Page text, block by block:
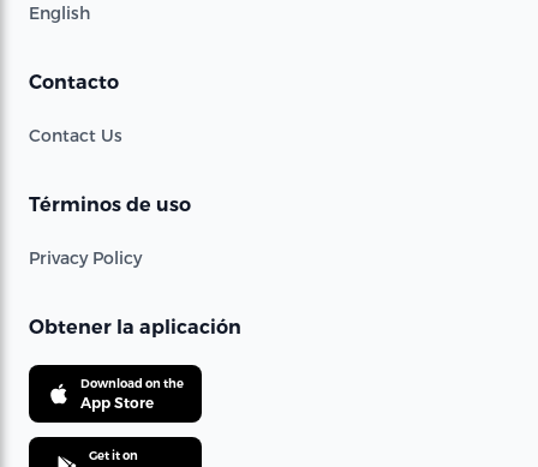
English
Contacto
Contact Us
Términos de uso
Privacy Policy
Obtener la aplicación
Download on the
App Store
Get it on